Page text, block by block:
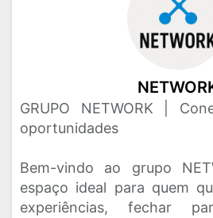
GRUPO NETWORK |
oportunidades
Bem-vindo ao grupo
espaço ideal para quem
experiências, fechar